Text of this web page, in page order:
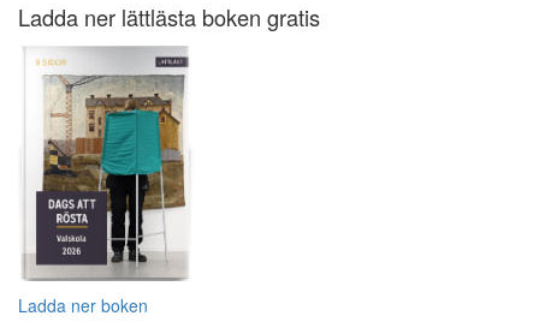
Ladda ner lättlästa boken gratis
Ladda ner boken